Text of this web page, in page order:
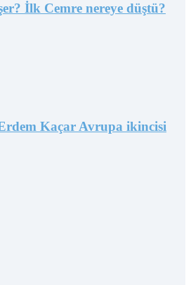
İlk Cemre nereye düştü?
Kaçar Avrupa ikincisi